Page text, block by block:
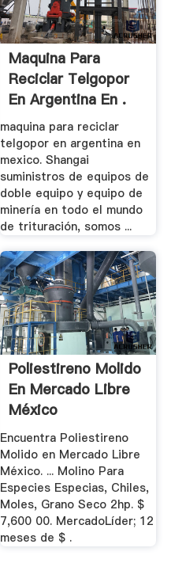
Maquina Para
Reciclar Telgopor
En Argentina En .
maquina para reciclar
telgopor en argentina en
mexico. Shangai
suministros de equipos de
doble equipo y equipo de
minería en todo el mundo
de trituración, somos ...
Poliestireno Molido
En Mercado Libre
México
Encuentra Poliestireno
Molido en Mercado Libre
México. ... Molino Para
Especies Especias, Chiles,
Moles, Grano Seco 2hp. $
7,600 00. MercadoLíder; 12
meses de $ .